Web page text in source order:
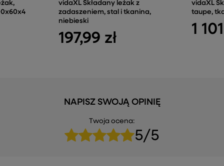
vidaXL Składany leżak z
zadaszeniem, stal i tkanina,
niebieski
197,99 zł
vidaXL
taupe,
1
NAPISZ SWOJĄ OPINIĘ
Twoja ocena:
5/5